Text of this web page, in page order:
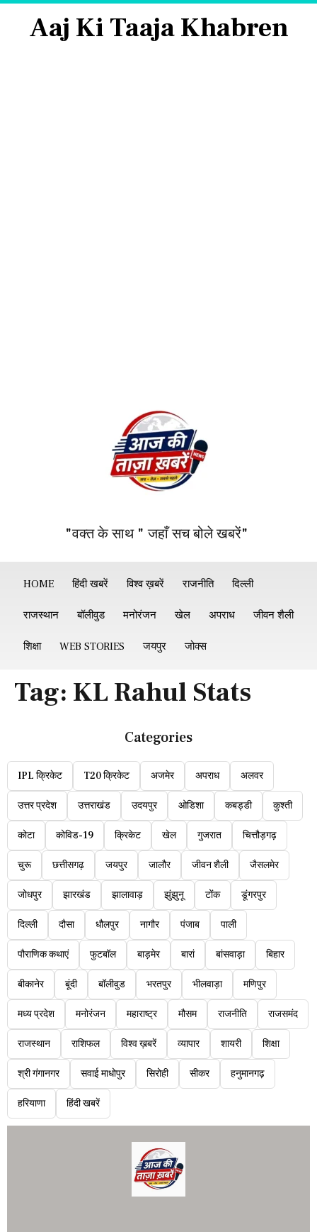
Aaj Ki Taaja Khabren
"वक्त के साथ " जहाँ सच बोले खबरें"
HOME हिंदी खबरें विश्व ख़बरें राजनीति दिल्ली
राजस्थान बॉलीवुड मनोरंजन खेल अपराध जीवन शैली
शिक्षा WEB STORIES जयपुर जोक्स
Tag: KL Rahul Stats
Categories
IPL क्रिकेट T20 क्रिकेट अजमेर अपराध अलवर
उत्तर प्रदेश उत्तराखंड उदयपुर ओडिशा कबड्डी कुश्ती
कोटा कोविड-19 क्रिकेट खेल गुजरात चित्तौड़गढ़
चुरू छत्तीसगढ़ जयपुर जालौर जीवन शैली जैसलमेर
जोधपुर झारखंड झालावाड़ झुंझुनू टोंक डूंगरपुर
दिल्ली दौसा धौलपुर नागौर पंजाब पाली
पौराणिक कथाएं फुटबॉल बाड़मेर बारां बांसवाड़ा बिहार
बीकानेर बूंदी बॉलीवुड भरतपुर भीलवाड़ा मणिपुर
मध्य प्रदेश मनोरंजन महाराष्ट्र मौसम राजनीति राजसमंद
राजस्थान राशिफल विश्व ख़बरें व्यापार शायरी शिक्षा
श्री गंगानगर सवाई माधोपुर सिरोही सीकर हनुमानगढ़
हरियाणा हिंदी खबरें